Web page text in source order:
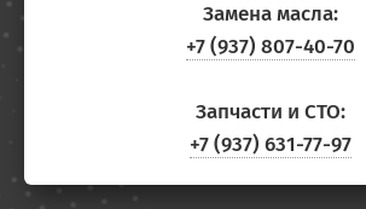
Замена масла:
+7 (937) 807-40-70
Запчасти и СТО:
+7 (937) 631-77-97